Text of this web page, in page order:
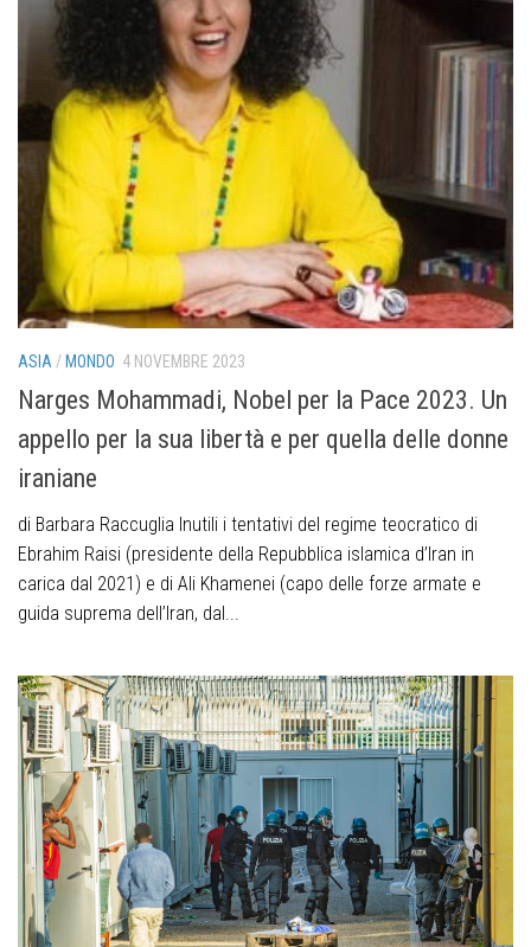
ASIA / MONDO 4 NOVEMBRE 2023
Narges Mohammadi, Nobel per la Pace 2023. Un
appello per la sua libertà e per quella delle donne
iraniane
di Barbara Raccuglia Inutili i tentativi del regime teocratico di
Ebrahim Raisi (presidente della Repubblica islamica d’Iran in
carica dal 2021) e di Ali Khamenei (capo delle forze armate e
guida suprema dell’Iran, dal...